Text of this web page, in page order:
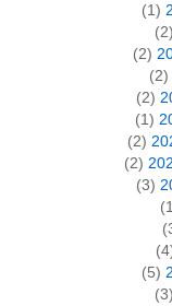
(1)
(2)
(2)
(2)
(2)
(1)
(2)
(2)
(3)
(5)
(3)